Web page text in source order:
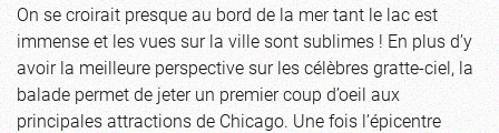
On se croirait presque au bord de la mer tant le lac est
immense et les vues sur la ville sont sublimes ! En plus d’y
avoir la meilleure perspective sur les célèbres gratte-ciel, la
balade permet de jeter un premier coup d’oeil aux
principales attractions de Chicago. Une fois l’épicentre